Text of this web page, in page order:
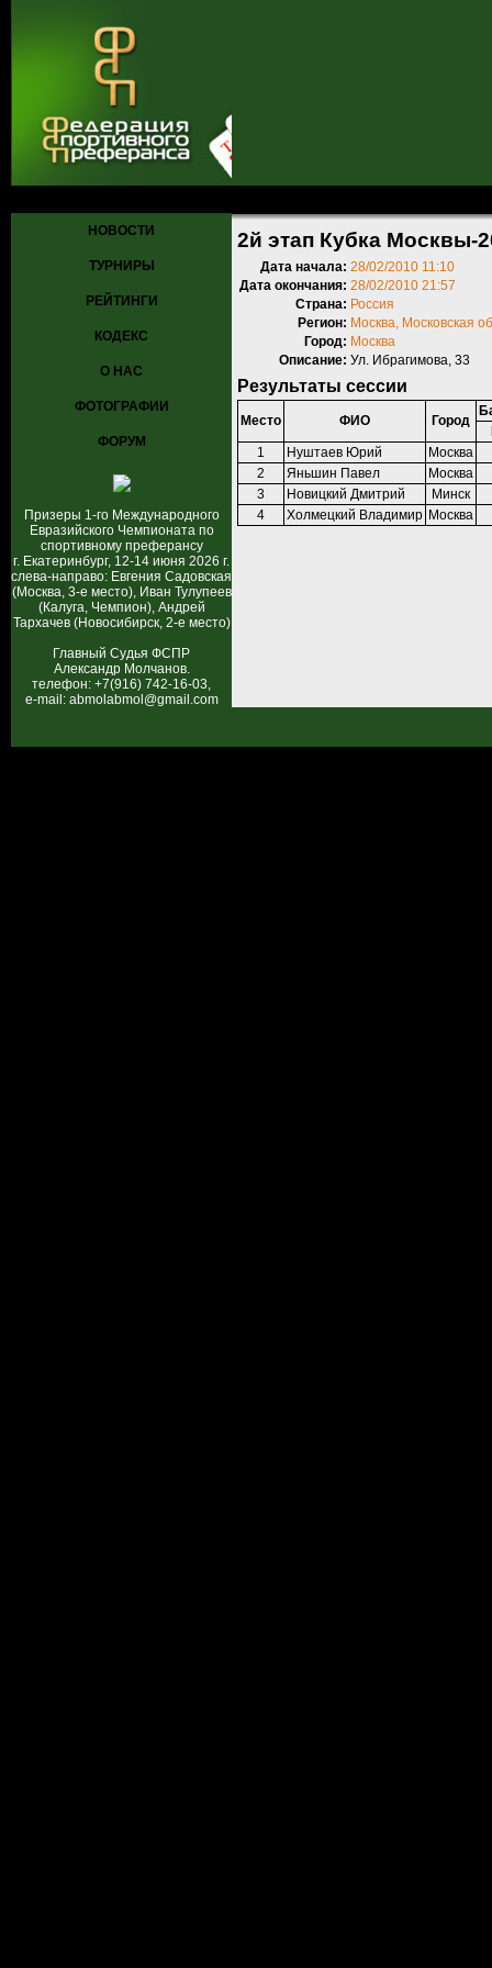
НОВОСТИ
ТУРНИРЫ
РЕЙТИНГИ
КОДЕКС
О НАС
ФОТОГРАФИИ
ФОРУМ
Призеры 1-го Международного
Евразийского Чемпионата по
спортивному преферансу
г. Екатеринбург, 12-14 июня 2026 г.
слева-направо: Евгения Садовская
(Москва, 3-е место), Иван Тулупеев
(Калуга, Чемпион), Андрей
Тархачев (Новосибирск, 2-е место)
Главный Судья ФСПР
Александр Молчанов.
телефон: +7(916) 742-16-03,
e-mail: abmolabmol@gmail.com
2й этап Кубка Москвы-
Дата начала: 28/02/2010 11:10
Дата окончания: 28/02/2010 21:57
Страна: Россия
Регион: Москва, Московская
Город: Москва
Описание: Ул. Ибрагимова, 33
Результаты сессии
Место ФИО Город
1
Нуштаев Юрий
Москва
2
Яньшин Павел
Москва
3
Новицкий Дмитрий
Минск
4
Холмецкий Владимир Москва